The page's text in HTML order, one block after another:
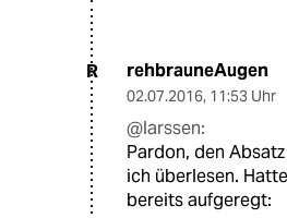
R rehbrauneAugen
02.07.2016, 11:53 Uhr
@larssen:
Pardon, den
ich überlesen.
bereits aufgeregt: